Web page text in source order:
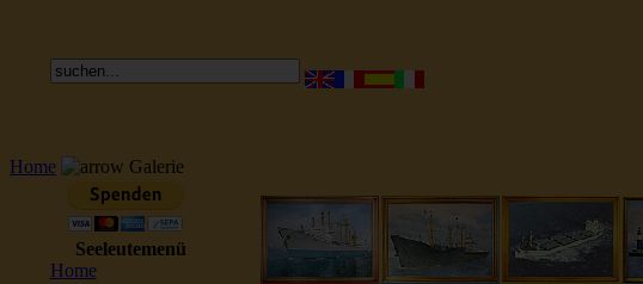
Home Galerie
Seeleutemenü
Home